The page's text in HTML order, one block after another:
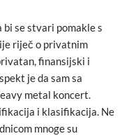
bi se stvari pomakle s
riječ o privatnim
finansijski i
je da sam sa
metal koncert.
i klasifikacija. Ne
mnoge su